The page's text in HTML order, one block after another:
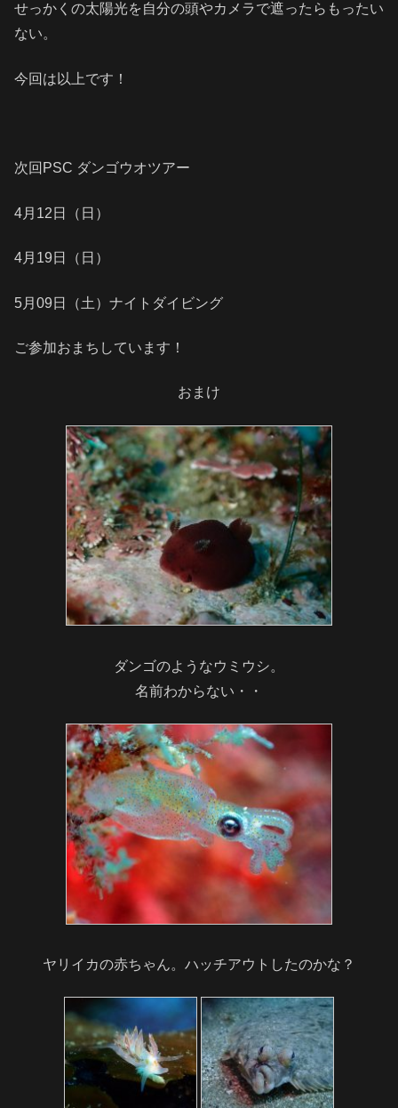
せっかくの太陽光を自分の頭やカメラで遮ったらもったい
ない。
今回は以上です！
次回PSC ダンゴウオツアー
4月12日（日）
4月19日（日）
5月09日（土）ナイトダイビング
ご参加おまちしています！
おまけ
ダンゴのようなウミウシ。
名前わからない・・
ヤリイカの赤ちゃん。ハッチアウトしたのかな？